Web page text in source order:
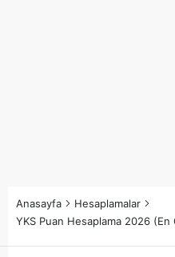
Anasayfa
Hesaplamalar
YKS Puan Hesaplama 2026